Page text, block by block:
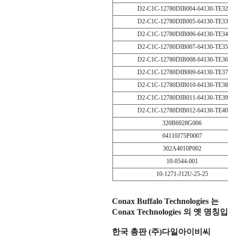
D2-C1C-12780DIB004-64130-TE32
D2-C1C-12780DIB005-64130-TE33
D2-C1C-12780DIB006-64130-TE34
D2-C1C-12780DIB007-64130-TE35
D2-C1C-12780DIB008-64130-TE36
D2-C1C-12780DIB009-64130-TE37
D2-C1C-12780DIB010-64130-TE38
D2-C1C-12780DIB011-64130-TE39
D2-C1C-12780DIB012-64130-TE40
320B6928G006
04110J75P0007
302A4010P002
10-0544-001
10-1271-J12U-25-25
Conax Buffalo Technologies 는
Conax Technologies 의 옛 명칭
한국 총판 (주)다일아이비씨